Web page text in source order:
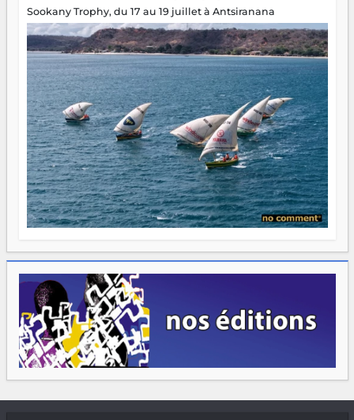
Sookany Trophy, du 17 au 19 juillet à Antsiranana